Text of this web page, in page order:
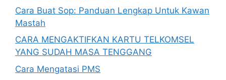
Cara Buat Sop: Panduan Lengkap Untuk Kawan
Mastah
CARA MENGAKTIFKAN KARTU TELKOMSEL
YANG SUDAH MASA TENGGANG
Cara Mengatasi PMS